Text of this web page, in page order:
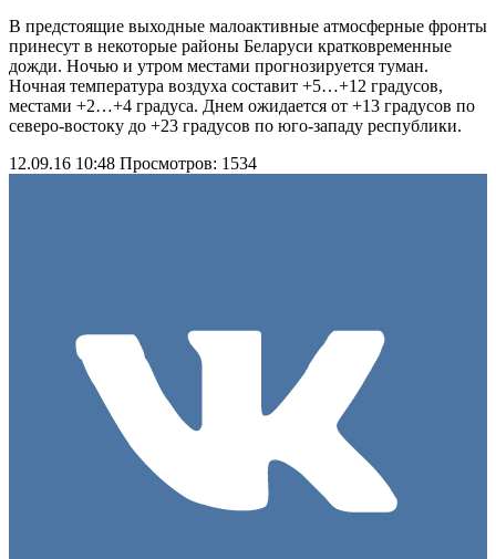
В предстоящие выходные малоактивные атмосферные фронты
принесут в некоторые районы Беларуси кратковременные
дожди. Ночью и утром местами прогнозируется туман.
Ночная температура воздуха составит +5…+12 градусов,
местами +2…+4 градуса. Днем ожидается от +13 градусов по
северо-востоку до +23 градусов по юго-западу республики.
12.09.16 10:48 Просмотров: 1534